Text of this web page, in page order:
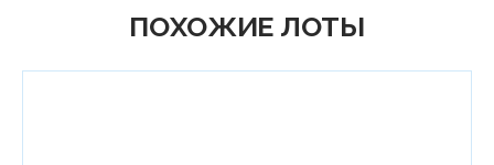
ПОХОЖИЕ ЛОТЫ